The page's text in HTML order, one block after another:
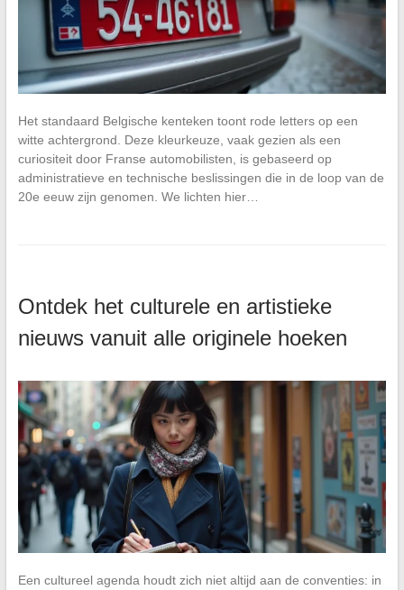
Het standaard Belgische kenteken toont rode letters op een
witte achtergrond. Deze kleurkeuze, vaak gezien als een
curiositeit door Franse automobilisten, is gebaseerd op
administratieve en technische beslissingen die in de loop van de
20e eeuw zijn genomen. We lichten hier…
Ontdek het culturele en artistieke
nieuws vanuit alle originele hoeken
Een cultureel agenda houdt zich niet altijd aan de conventies: in